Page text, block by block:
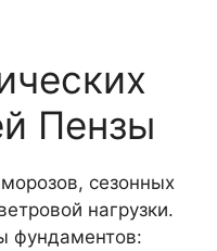
Пензы
сезонных
нагрузки.
фундаментов: